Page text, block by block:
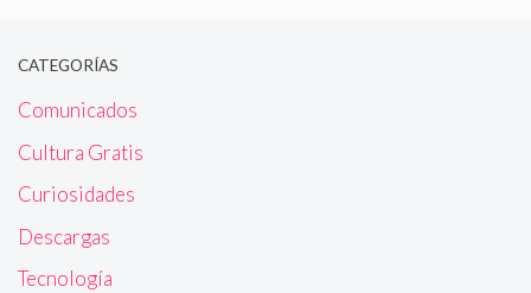
CATEGORÍAS
Comunicados
Cultura Gratis
Curiosidades
Descargas
Tecnología